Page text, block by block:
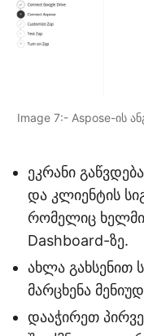
Image 7:- Aspose-ის
ეკრანი
და კლიენტის
რომელიც
Dashboard-ზე.
ახლა გახსენით
მარცხენა
დააჭირეთ